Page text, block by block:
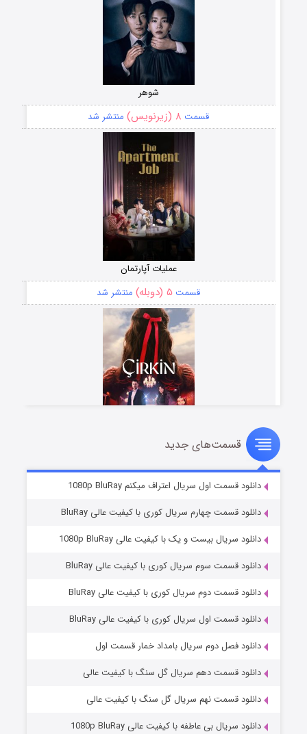
شوهر
قسمت ۸ (زیرنویس) منتشر شد
عملیات آپارتمان
قسمت ۵ (دوبله) منتشر شد
سریال زشت
قسمت۲ (زیرنویس) منتشر شد
مردگان متحرک: شهر مرده ۳
قسمت۲ (زیرنویس) منتشر شد
قسمت‌های جدید
دانلود قسمت اول سریال اعتراف میکنم 1080p BluRay
دانلود قسمت چهارم سریال کوری با کیفیت عالی BluRay
دانلود سریال بیست و یک با کیفیت عالی 1080p BluRay
دانلود قسمت سوم سریال کوری با کیفیت عالی BluRay
دانلود قسمت دوم سریال کوری با کیفیت عالی BluRay
دانلود قسمت اول سریال کوری با کیفیت عالی BluRay
دانلود فصل دوم سریال بامداد خمار قسمت اول
دانلود قسمت دهم سریال گل سنگ با کیفیت عالی
دانلود قسمت نهم سریال گل سنگ با کیفیت عالی
دانلود سریال بی عاطفه با کیفیت عالی 1080p BluRay